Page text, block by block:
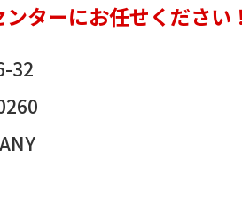
ターにお任せください！
32